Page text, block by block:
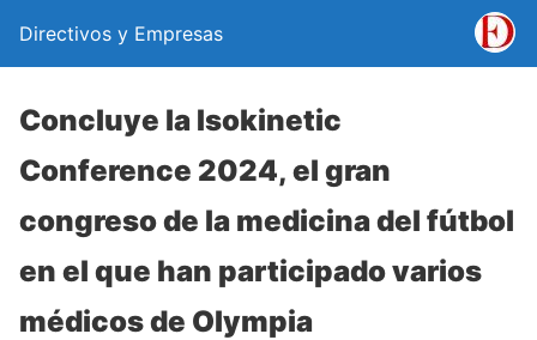
Directivos y Empresas
Concluye la Isokinetic
Conference 2024, el gran
congreso de la medicina del fútbol
en el que han participado varios
médicos de Olympia